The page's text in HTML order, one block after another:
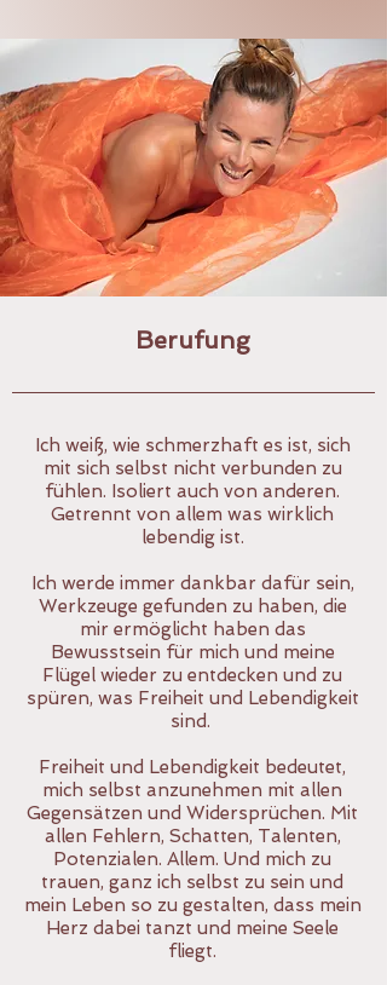
Berufung
Ich weiß, wie schmerzhaft es ist, sich
mit sich selbst nicht verbunden zu
fühlen. Isoliert auch von anderen.
Getrennt von allem was wirklich
lebendig ist.
Ich werde immer dankbar dafür sein,
Werkzeuge gefunden zu haben, die
mir ermöglicht haben das
Bewusstsein für mich und meine
Flügel wieder zu entdecken und zu
spüren, was Freiheit und Lebendigkeit
sind.
Freiheit und Lebendigkeit bedeutet,
mich selbst anzunehmen mit allen
Gegensätzen und Widersprüchen. Mit
allen Fehlern, Schatten, Talenten,
Potenzialen. Allem. Und mich zu
trauen, ganz ich selbst zu sein und
mein Leben so zu gestalten, dass mein
Herz dabei tanzt und meine Seele
fliegt.